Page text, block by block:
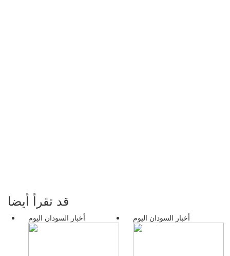
قد تقرأ أيضا
أخبار السودان اليوم أخبار السودان اليوم